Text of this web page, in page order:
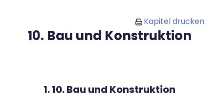
Kapitel drucken
10. Bau und Konstruktion
1. 10. Bau und Konstruktion